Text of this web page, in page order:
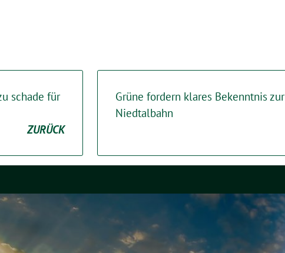
schade für
ZURÜCK
Grüne fordern klares Bekenntnis zur
Niedtalbahn